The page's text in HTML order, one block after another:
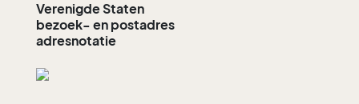
Verenigde Staten
bezoek- en postadres
adresnotatie